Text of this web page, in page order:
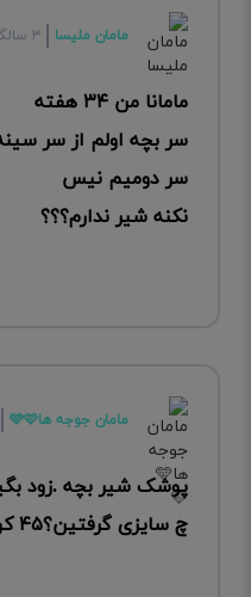
مامان ملیسا ۳ سالگی
مامانا من ۳۴ هفته
سر بچه اولم از سر
سر دومیم نیس
نکنه شیر ندارم؟؟؟
مامان جوجه ها🩵🩷
چ سایزی گرفتین؟۴۵ کوچیکه؟